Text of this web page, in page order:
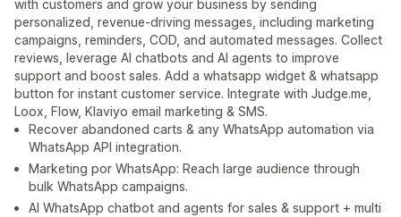
with customers and grow your business by sending
personalized, revenue-driving messages, including marketing
campaigns, reminders, COD, and automated messages. Collect
reviews, leverage AI chatbots and AI agents to improve
support and boost sales. Add a whatsapp widget & whatsapp
button for instant customer service. Integrate with Judge.me,
Loox, Flow, Klaviyo email marketing & SMS.
Recover abandoned carts & any WhatsApp automation via
WhatsApp API integration.
Marketing por WhatsApp: Reach large audience through
bulk WhatsApp campaigns.
AI WhatsApp chatbot and agents for sales & support + multi